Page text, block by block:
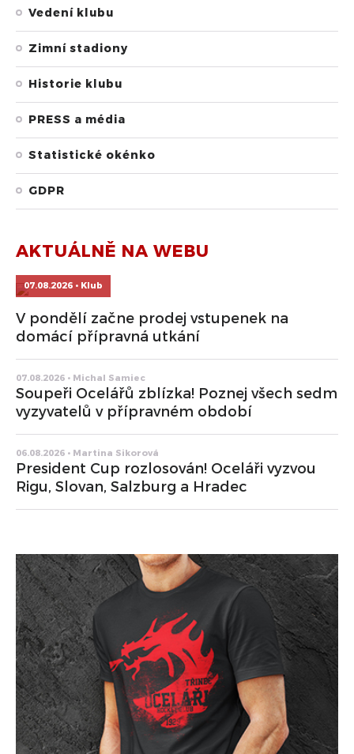
Vedení klubu
Zimní stadiony
Historie klubu
PRESS a média
Statistické okénko
GDPR
AKTUÁLNĚ NA WEBU
07.08.2026 • Klub
V pondělí začne prodej vstupenek na
domácí přípravná utkání
07.08.2026 • Michal Samiec
Soupeři Ocelářů zblízka! Poznej všech sedm
vyzyvatelů v přípravném období
06.08.2026 • Martina Sikorová
President Cup rozlosován! Oceláři vyzvou
Rigu, Slovan, Salzburg a Hradec